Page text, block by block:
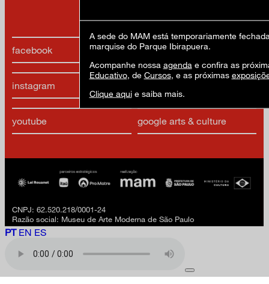
facebook x
instagram
youtube google arts & culture
CNPJ: 62.520.218/0001-24
Razão social: Museu de Arte Moderna de São Paulo
PT EN ES
A sede do MAM está temporariamente
marquise do Parque Ibirapuera.
Acompanhe nossa agenda e confira as
Educativo, de Cursos, e as próximas
Clique aquie saiba mais.